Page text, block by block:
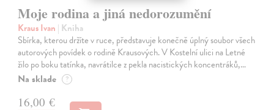
Moje rodina a jiná nedorozumění
Kraus Ivan | Kniha
Sbírka, kterou držíte v ruce, představuje konečně úplný soubor všech
autorových povídek o rodině Krausových. V Kostelní ulici na Letné
žilo po boku tatínka, navrátilce z pekla nacistických koncentráků,…
Na sklade ?
16,00 €